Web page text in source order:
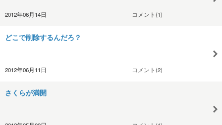
2012年06月14日 コメント(1)
どこで削除するんだろ？
2012年06月11日 コメント(2)
さくらが満開